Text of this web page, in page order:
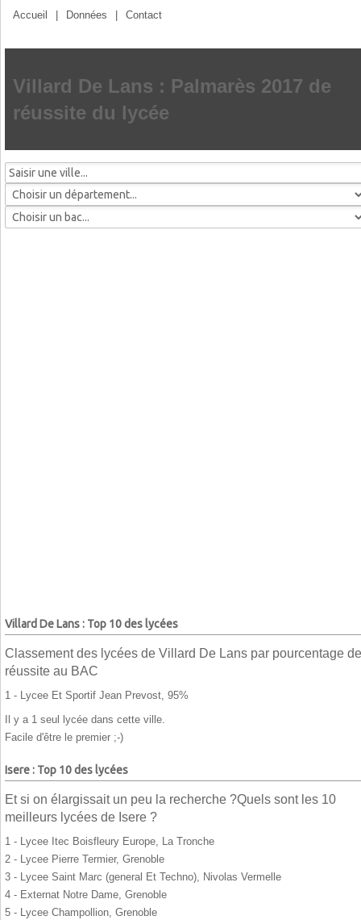
Accueil Données Contact
Villard De Lans : Palmarès 2017 de
réussite du lycée
Villard De Lans : Top 10 des lycées
Classement des lycées de Villard De Lans par pourcentage de
réussite au BAC
1 - Lycee Et Sportif Jean Prevost, 95%
Il y a 1 seul lycée dans cette ville.
Facile d'être le premier ;-)
Isere : Top 10 des lycées
Et si on élargissait un peu la recherche ?Quels sont les 10
meilleurs lycées de Isere ?
1 - Lycee Itec Boisfleury Europe, La Tronche
2 - Lycee Pierre Termier, Grenoble
3 - Lycee Saint Marc (general Et Techno), Nivolas Vermelle
4 - Externat Notre Dame, Grenoble
5 - Lycee Champollion, Grenoble